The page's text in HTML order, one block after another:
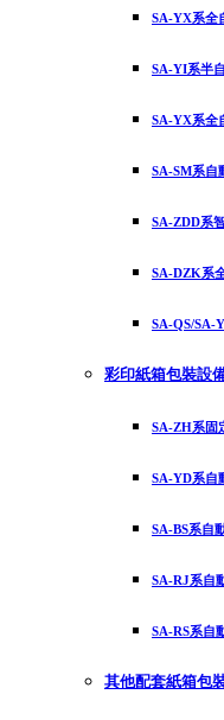
SA-YX系全
SA-YI系半
SA-YX系全
SA-SM系自
SA-ZDD系
SA-DZK系
SA-QS/SA-
彩印紙箱包裝設
SA-ZH系固
SA-YD系自
SA-BS系自
SA-RJ系自
SA-RS系自
其他配套紙箱包